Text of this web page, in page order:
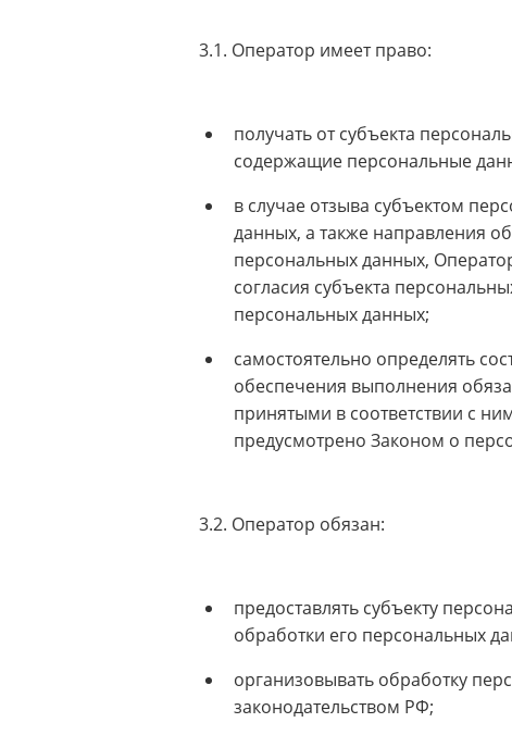
3.1. Оператор имеет право:
получать от субъекта
содержащие персональные
в случае отзыва субъектом
данных, а также направления
персональных данных,
согласия субъекта
персональных данных;
самостоятельно определять
обеспечения выполнения
принятыми в соответствии с
предусмотрено Законом о
3.2. Оператор обязан:
предоставлять субъекту
обработки его персональных
организовывать обработку
законодательством РФ;